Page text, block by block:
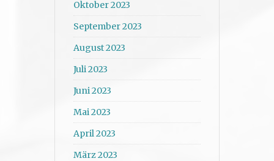
Oktober 2023
September 2023
August 2023
Juli 2023
Juni 2023
Mai 2023
April 2023
März 2023